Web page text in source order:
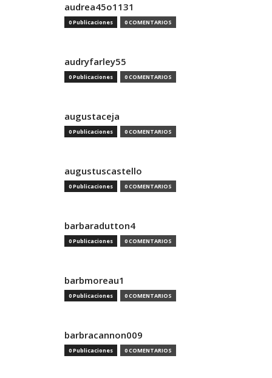
audrea45o1131
0 Publicaciones 0 COMENTARIOS
audryfarley55
0 Publicaciones 0 COMENTARIOS
augustaceja
0 Publicaciones 0 COMENTARIOS
augustuscastello
0 Publicaciones 0 COMENTARIOS
barbaradutton4
0 Publicaciones 0 COMENTARIOS
barbmoreau1
0 Publicaciones 0 COMENTARIOS
barbracannon009
0 Publicaciones 0 COMENTARIOS